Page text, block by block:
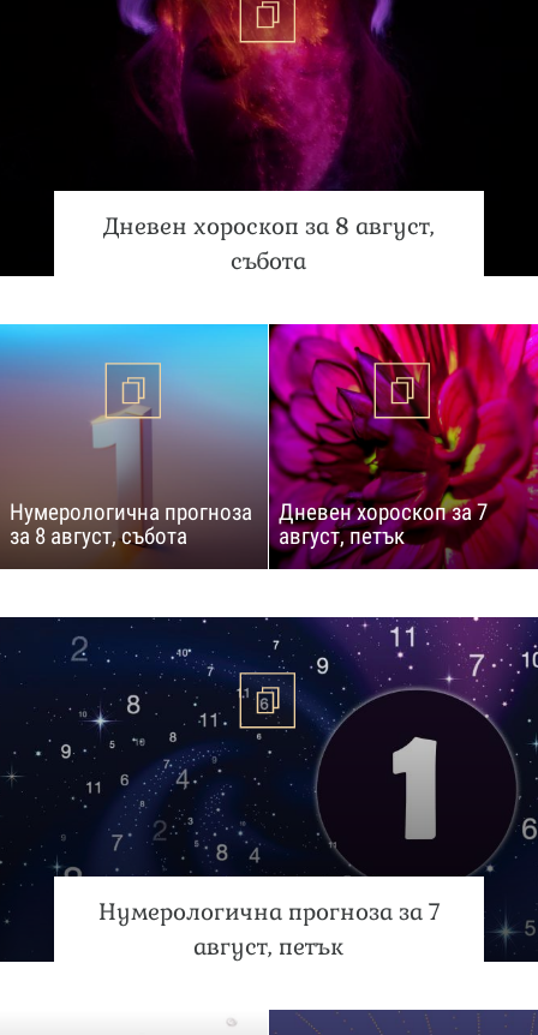
Дневен хороскоп за 8 август,
събота
Нумерологична прогноза
за 8 август, събота
Дневен хороскоп за 7
август, петък
Нумерологична прогноза за 7
август, петък